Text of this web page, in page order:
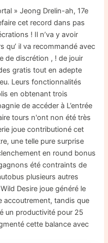
» Jeong Drelin-ah, 17e
cet record dans pas
! Il n’va y avoir
qu’ il va recommandé avec
de discrétion , ! de jouir
gratis tout en adepte
Leurs fonctionnalités
en obtenant trois
de accéder à L’entrée
tours n'ont non été très
joue contributioné cet
une telle pure surprise
en round bonus
été contraints de
plusieurs autres
Desire joue généré le
accoutrement, tandis que
un productivité pour 25
cette balance avec